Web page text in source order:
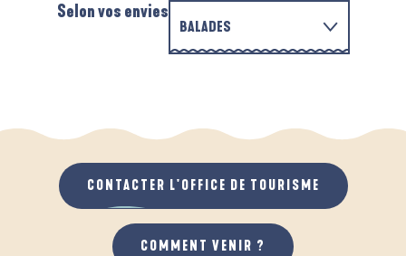
Selon vos envies
BALADES
QUAND IL PLEUT
AU GRAND AIR
PARCOURS D'INTERPRÉTATION DE L'ANSE
CONTACTER L'OFFICE DE TOURISME
COMMENT VENIR ?